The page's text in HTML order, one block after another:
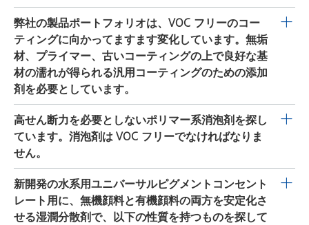
たはエアミックス塗布のシステムで非常に有効です。マ
イクロフォームに対する非常に優れた保護をコーティン
グに提供し、透明性や高光沢システムの光沢には影響を
与えません。本製品は、顔料系のシステムと透明仕上げ
の両方で使用可能です。BYK-1780とBYK-1781は、ポ
リエーテル変性ポリジメチルシロキサンと疎水性固体に
基づく 100％の製品です。BYK-1785とBYK-1786は、
ポリエーテル変性ポリジメチルシロキサンと疎水性固体
に基づくエマルション消泡剤です。 弊社の方針として、
全調合に対して 0.3～1％の添加剤（納入形態）を推奨し
ます。 確実に消泡剤をよく分布させてクレーター形成を
防ぐため、導入中は十分高いせん断力を加えなければな
りません。
BYK-014は、アクリレートや VAE（エチレン酢酸ビニ
ル）などのさまざまなディスパージョンで優れた消泡性
を示します。BYK-014はエミッションフリーで、曇りは
発生しません。PVC 範囲が 30～85 の内装および外装用
の水系ディスパージョンに対して推奨され、pH 3～12 の
広い範囲に適しています。BYK-014は汎用性が高く、プ
ラスターでも接着剤でも同等に機能します。黄変、色受
容性、臭いに対する悪影響はありません。BYK-014
常に経済的であり、導入が容易です。
弊社の製品ポートフォリオは、VOC フリーのコー
ティングに向かってますます変化しています。無垢
材、プライマー、古いコーティングの上で良好な基
材の濡れが得られる汎用コーティングのための添加
剤を必要としています。
BYK-349は、VOC フリーのコーティング用に特別に開発
されたシリコン系界面活性剤です。この添加剤には、伸
び、基材の濡れ、レベリングの効率が高いという利点が
あります。表面張力の大幅な低下と発泡性が非常に低い
ことが主要な利点です。
高せん断力を必要としないポリマー系消泡剤を探し
ています。消泡剤は VOC フリーでなければなりま
せん。
BYK-1710は疎水性粒子を含有するポリマー系消泡剤で
す。消泡性は自発的であり、優れています。本添加剤は
VOC フリー（<1500 ppm ヘッドスペース GC）で、一般
新開発の水系用ユニバーサルピグメントコンセント
レート用に、無機顔料と有機顔料の両方を安定化さ
せる湿潤分散剤で、以下の性質を持つものを探して